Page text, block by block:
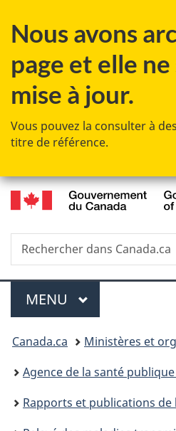
au
à
»
à
Nous avons
page et elle
mise à jour.
Vous pouvez la consulter à
titre de référence.
Recherche
Rechercher
dans
Menu
MENU PRINCIPAL
Vous
êtes
ici :
Canada.ca
Ministères et
Agence de la santé
Rapports et publications de l'Agence